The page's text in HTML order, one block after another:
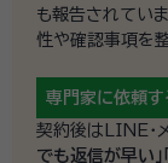
も報告されてい
性や確認事項を
専門家に依頼す
契約後はLINE・
でも返信が早い」